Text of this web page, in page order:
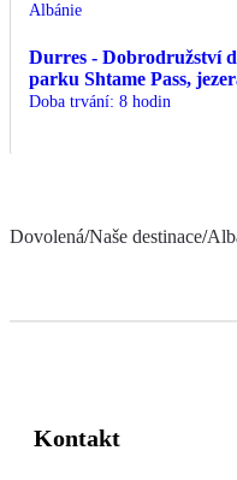
Albánie
Durres - Dobrodružství
parku Shtame Pass,
Doba trvání: 8 hodin
Dovolená/Naše destinace/
Kontakt